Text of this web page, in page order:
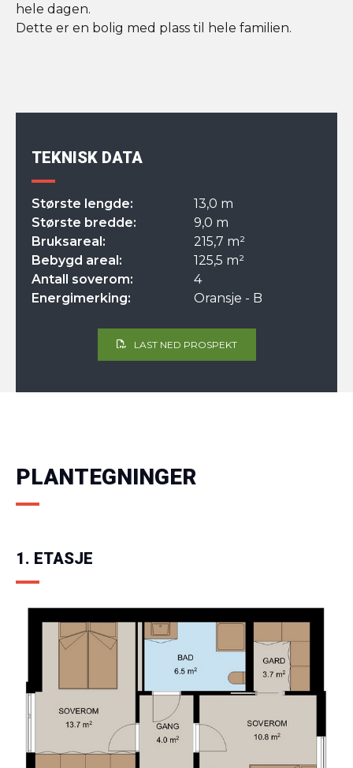
hele dagen.
Dette er en bolig med plass til hele familien.
TEKNISK DATA
Største lengde:
13,0 m
Største bredde:
9,0 m
Bruksareal:
215,7 m²
Bebygd areal:
125,5 m²
Antall soverom:
4
Energimerking:
Oransje - B
LAST NED PROSPEKT
PLANTEGNINGER
1. ETASJE